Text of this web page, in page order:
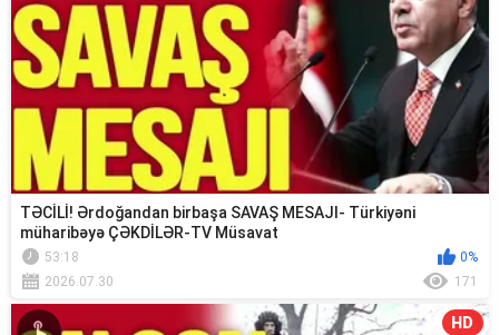
TƏCİLİ! Ərdoğandan birbaşa SAVAŞ MESAJI- Türkiyəni
müharibəyə ÇƏKDİLƏR-TV Müsavat
53:18
0%
2026.07.30
171
HD